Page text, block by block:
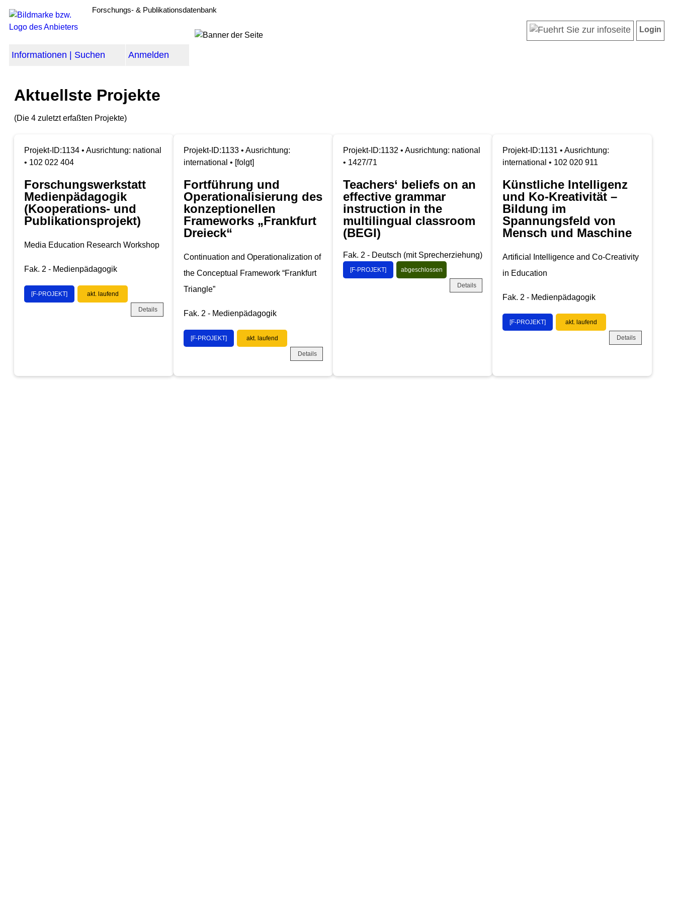
Forschungs- & Publikationsdatenbank
Informationen | Suchen Anmelden
Login
Aktuellste Projekte
(Die 4 zuletzt erfaßten Projekte)
Projekt-ID:1134 • Ausrichtung: national
• 102 022 404
Forschungswerkstatt
Medienpädagogik
(Kooperations- und
Publikationsprojekt)
Media Education Research Workshop
Fak. 2 - Medienpädagogik
[F-PROJEKT] akt. laufend
Details
Projekt-ID:1133 • Ausrichtung:
international • [folgt]
Fortführung und
Operationalisierung des
konzeptionellen
Frameworks „Frankfurt
Dreieck“
Continuation and Operationalization of
the Conceptual Framework “Frankfurt
Triangle”
Fak. 2 - Medienpädagogik
[F-PROJEKT] akt. laufend
Details
Projekt-ID:1132 • Ausrichtung: national
• 1427/71
Teachers‘ beliefs on an
effective grammar
instruction in the
multilingual classroom
(BEGI)
Fak. 2 - Deutsch (mit Sprecherziehung)
[F-PROJEKT] abgeschlossen
Details
Projekt-ID:1131 • Ausrichtung:
international • 102 020 911
Künstliche Intelligenz
und Ko-Kreativität –
Bildung im
Spannungsfeld von
Mensch und Maschine
Artificial Intelligence and Co-Creativity
in Education
Fak. 2 - Medienpädagogik
[F-PROJEKT] akt. laufend
Details